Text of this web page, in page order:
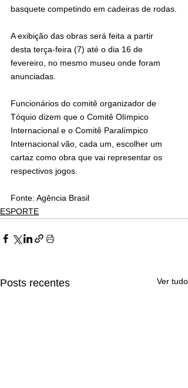
basquete competindo em cadeiras de rodas.
A exibição das obras será feita a partir
desta terça-feira (7) até o dia 16 de
fevereiro, no mesmo museu onde foram
anunciadas.
Funcionários do comitê organizador de
Tóquio dizem que o Comitê Olímpico
Internacional e o Comitê Paralímpico
Internacional vão, cada um, escolher um
cartaz como obra que vai representar os
respectivos jogos.
Fonte: Agência Brasil
ESPORTE
Posts recentes Ver tudo